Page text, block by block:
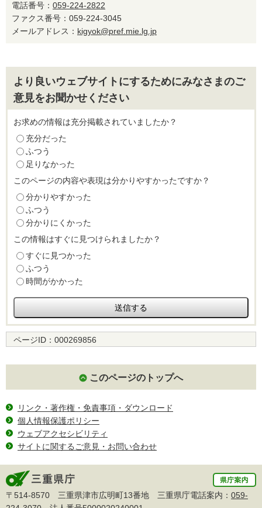
電話番号： 059-224-2822
ファクス番号：059-224-3045
メールアドレス： kigyok@pref.mie.lg.jp
より良いウェブサイトにするためにみなさまのご
意見をお聞かせください
お求めの情報は充分掲載されていましたか？
充分だった
ふつう
足りなかった
このページの内容や表現は分かりやすかったですか？
分かりやすかった
ふつう
分かりにくかった
この情報はすぐに見つけられましたか？
すぐに見つかった
ふつう
時間がかかった
ページID： 000269856
このページのトップへ
リンク・著作権・免責事項・ダウンロード
個人情報保護ポリシー
ウェブアクセシビリティ
サイトに関するご意見・お問い合わせ
〒514-8570 三重県津市広明町13番地 三重県庁電話案内： 059-